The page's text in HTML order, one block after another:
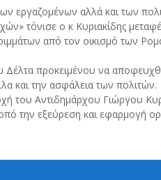
εργαζομένων αλλά και των
τόνισε ο κ Κυριακίδης
από τον οικισμό των
Δέλτα προκειμένου να
και την ασφάλεια των πολιτών.
του Αντιδημάρχου Γιώργου
την εξεύρεση και εφαρμογή